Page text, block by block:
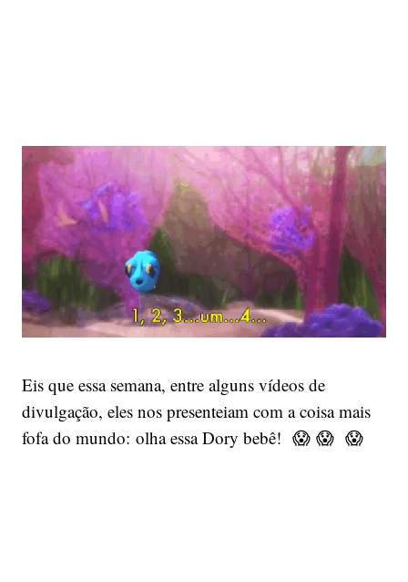
Eis que essa semana, entre alguns vídeos de
divulgação, eles nos presenteiam com a coisa mais
fofa do mundo: olha essa Dory bebê! 😱 😱 😱